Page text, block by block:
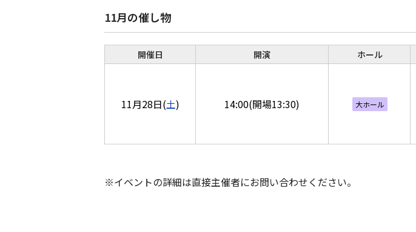
11月の催し物
開催日 開演 ホール
11月28日(土) 14:00(開場13:30) 大ホール
※イベントの詳細は直接主催者にお問い合わせください。